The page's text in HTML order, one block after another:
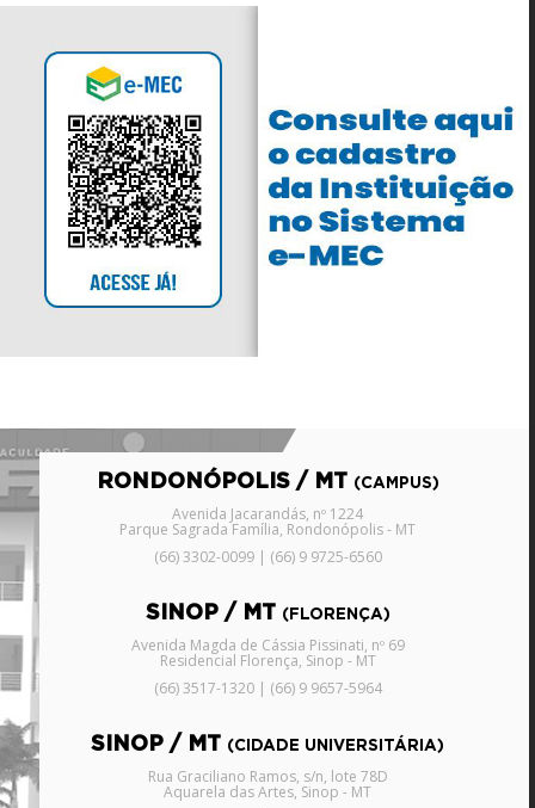
RONDONÓPOLIS / MT (CAMPUS)
Avenida Jacarandás, nº 1224
Parque Sagrada Família, Rondonópolis - MT
(66) 3302-0099 | (66) 9 9725-6560
SINOP / MT (FLORENÇA)
Avenida Magda de Cássia Pissinati, nº 69
Residencial Florença, Sinop - MT
(66) 3517-1320 | (66) 9 9657-5964
SINOP / MT (CIDADE UNIVERSITÁRIA)
Rua Graciliano Ramos, s/n, lote 78D
Aquarela das Artes, Sinop - MT